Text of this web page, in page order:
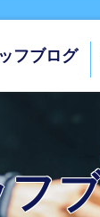
フブログ
フ